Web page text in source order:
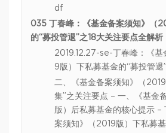
df
035 丁春峰：《基金备案须知》（
的“募投管退”之18大关注要点全解析
2019.12.27-se-丁春峰：《基
9版）下私募基金的“募投管退
二、《基金备案须知》（
集”之关注要点 – 一、《基金
版）后私募基金的核心提示 –
案须知》（2019版）下私募基